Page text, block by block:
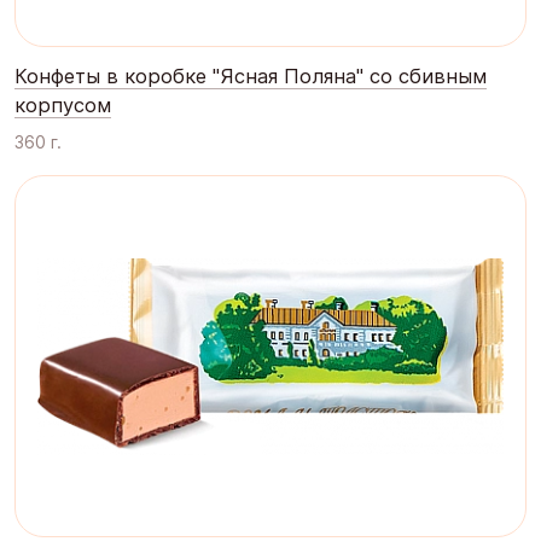
Конфеты в коробке "Ясная Поляна" со сбивным
корпусом
360 г.